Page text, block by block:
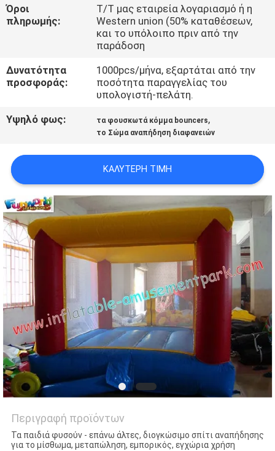
POLICY
Όροι
πληρωμής:
T/T μας εταιρεία λογαριασμό ή η
Western union (50% καταθέσεων,
και το υπόλοιπο πριν από την
παράδοση
Δυνατότητα
προσφοράς:
1000pcs/μήνα, εξαρτάται από την
ποσότητα παραγγελίας του
υπολογιστή-πελάτη.
Υψηλό φως:
τα φουσκωτά κόμμα bouncers,
το Σώμα αναπήδηση διαφανειών
ΚΑΛΎΤΕΡΗ ΤΙΜΉ
Περιγραφή προϊόντων
Τα παιδιά φυσούν - επάνω άλτες, διογκώσιμο σπίτι αναπήδησης
για το μίσθωμα, μεταπώληση, εμπορικός, εγχώρια χρήση